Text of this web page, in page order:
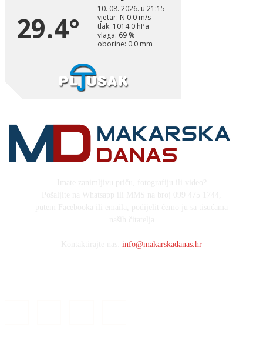
info@makarskadanas.hr